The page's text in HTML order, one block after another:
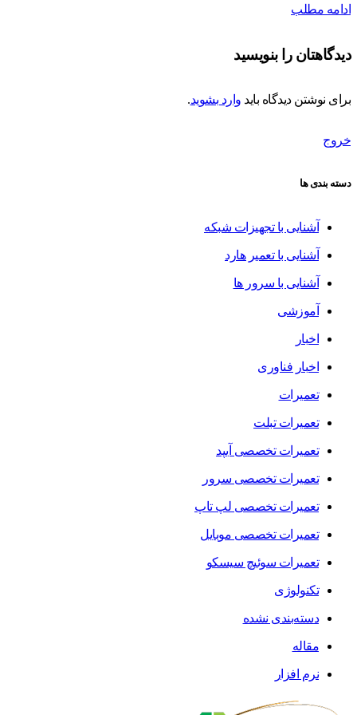
ادامه مطلب
دیدگاهتان را بنویسید
برای نوشتن دیدگاه باید وارد بشوید.
خروج
دسته بندی ها
آشنایی با تجهیزات شبکه
آشنایی با تعمیر هارد
آشنایی با سرور ها
آموزشی
اخبار
اخبار فناوری
تعمیرات
تعمیرات تبلت
تعمیرات تخصصی آیپد
تعمیرات تخصصی سرور
تعمیرات تخصصی لپ تاپ
تعمیرات تخصصی موبایل
تعمیرات سوئیچ سیسکو
تکنولوژی
دسته‌بندی نشده
مقاله
نرم افزار